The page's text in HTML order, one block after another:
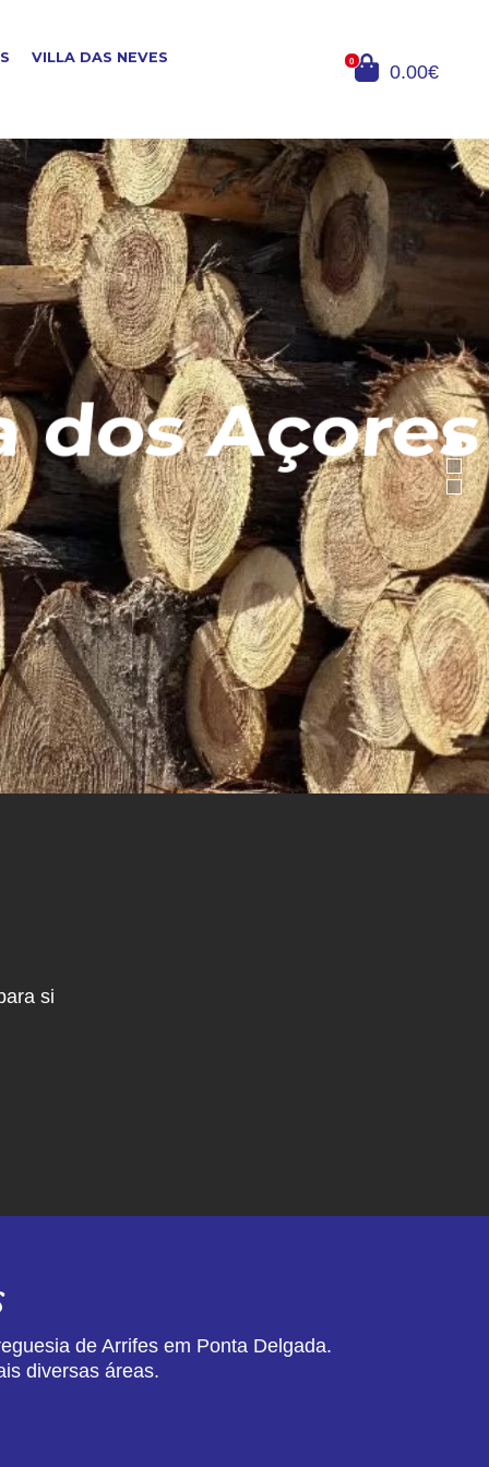
VILLA DAS NEVES 0 0.00€
Açores
si
de Arrifes em Ponta Delgada.
diversas áreas.